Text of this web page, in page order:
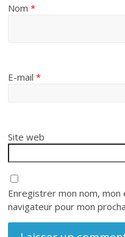
Nom*
E-mail*
Site web
Enregistrer mon nom,
navigateur pour mon